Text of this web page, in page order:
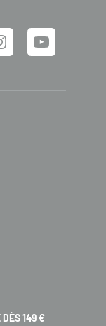
149 €